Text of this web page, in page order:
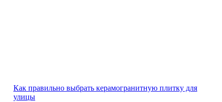
Как правильно выбрать керамогранитную плитку для
улицы